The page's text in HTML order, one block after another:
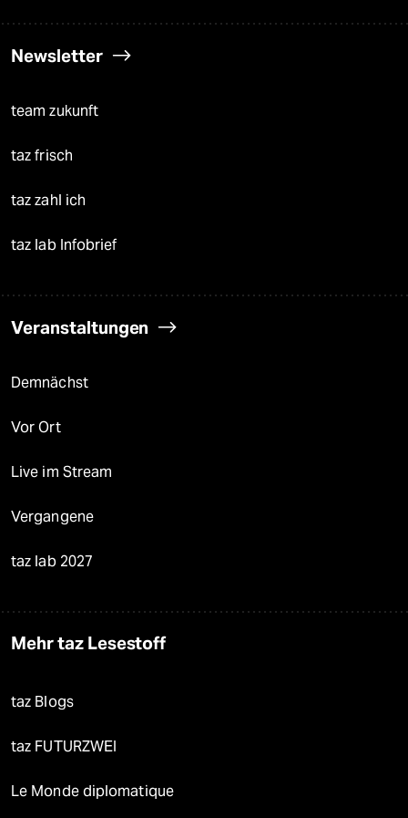
Newsletter
team zukunft
taz frisch
taz zahl ich
taz lab Infobrief
Veranstaltungen
Demnächst
Vor Ort
Live im Stream
Vergangene
taz lab 2027
Mehr taz Lesestoff
taz Blogs
taz FUTURZWEI
Le Monde diplomatique